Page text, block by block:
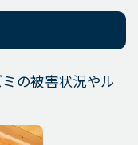
の被害状況やル